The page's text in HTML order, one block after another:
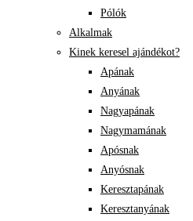
Pólók
Alkalmak
Kinek keresel ajándékot?
Apának
Anyának
Nagyapának
Nagymamának
Apósnak
Anyósnak
Keresztapának
Keresztanyának